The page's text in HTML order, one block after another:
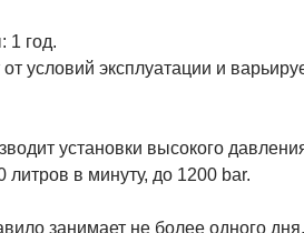
1 год.
условий эксплуатации и
установки высокого
в минуту, до 1200 bar.
занимает не более одного дня.